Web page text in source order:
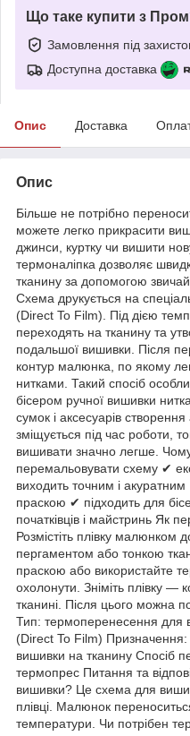
Що таке купити з
Замовлення під
Доступна доставка
Опис Доставка
Опис
Більше не потрібно
можете легко прикрасити
джинси, куртку чи вишити
термоналіпка дозволяє
тканину за допомогою
Схема друкується на
(Direct To Film). Під дією
переходять на тканину та
подальшої вишивки. Після
контур малюнка, по якому
нитками. Такий спосіб
бісером ручної вишивки
сумок і аксесуарів
зміщується під час роботи,
вишивати значно легше.
перемальовувати схему ✔
виходить точним і
праскою ✔ підходить для
початківців і майстринь Як
Розмістіть плівку малюнком
пергаментом або тонкою
праскою або використайте
охолонути. Зніміть плівку
тканині. Після цього можна
Тип: термоперенесення для
(Direct To Film)
вишивки на тканину Спосіб
термопрес Питання та
вишивки? Це схема для
плівці. Малюнок
температури. Чи потрібен